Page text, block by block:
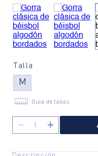
Talla
M
Guía de tallas
＋
－